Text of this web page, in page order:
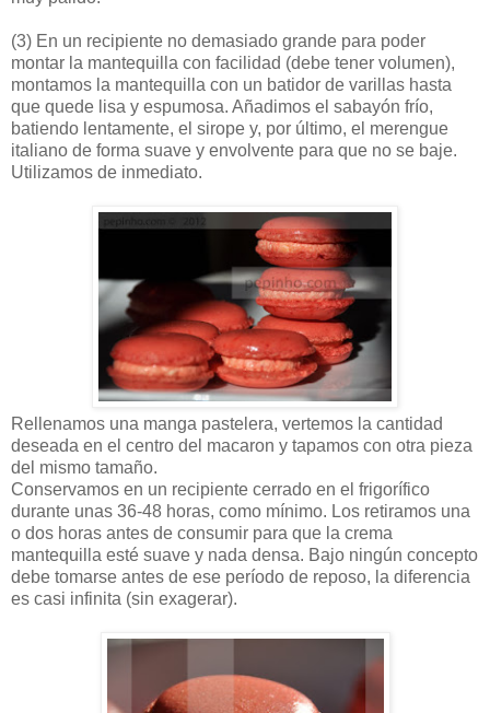
(3) En un recipiente no demasiado grande para poder
montar la mantequilla con facilidad (debe tener volumen),
montamos la mantequilla con un batidor de varillas hasta
que quede lisa y espumosa. Añadimos el sabayón frío,
batiendo lentamente, el sirope y, por último, el merengue
italiano de forma suave y envolvente para que no se baje.
Utilizamos de inmediato.
Rellenamos una manga pastelera, vertemos la cantidad
deseada en el centro del macaron y tapamos con otra pieza
del mismo tamaño.
Conservamos en un recipiente cerrado en el frigorífico
durante unas 36-48 horas, como mínimo. Los retiramos una
o dos horas antes de consumir para que la crema
mantequilla esté suave y nada densa. Bajo ningún concepto
debe tomarse antes de ese período de reposo, la diferencia
es casi infinita (sin exagerar).